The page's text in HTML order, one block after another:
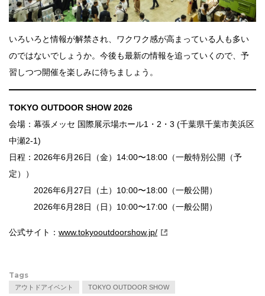
いろいろと情報が解禁され、ワクワク感が高まっている人も多い
のではないでしょうか。今後も最新の情報を追っていくので、予
習しつつ開催を楽しみに待ちましょう。
TOKYO OUTDOOR SHOW 2026
会場：幕張メッセ 国際展示場ホール1・2・3 (千葉県千葉市美浜区
中瀬2-1)
日程：2026年6月26日（金）14:00〜18:00（一般特別公開（予
定））
2026年6月27日（土）10:00〜18:00（一般公開）
2026年6月28日（日）10:00〜17:00（一般公開）
公式サイト： www.tokyooutdoorshow.jp/
Tags
アウトドアイベント TOKYO OUTDOOR SHOW